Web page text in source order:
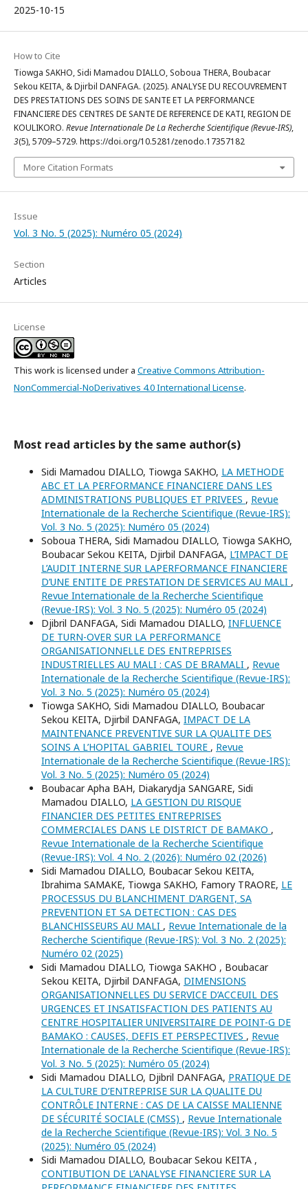
2025-10-15
How to Cite
Tiowga SAKHO, Sidi Mamadou DIALLO, Soboua THERA, Boubacar
Sekou KEITA, & Djirbil DANFAGA. (2025). ANALYSE DU RECOUVREMENT
DES PRESTATIONS DES SOINS DE SANTE ET LA PERFORMANCE
FINANCIERE DES CENTRES DE SANTE DE REFERENCE DE KATI, REGION DE
KOULIKORO. Revue Internationale De La Recherche Scientifique (Revue-IRS),
3(5), 5709–5729. https://doi.org/10.5281/zenodo.17357182
More Citation Formats
Issue
Vol. 3 No. 5 (2025): Numéro 05 (2024)
Section
Articles
License
This work is licensed under a Creative Commons Attribution-
NonCommercial-NoDerivatives 4.0 International License.
Most read articles by the same author(s)
Sidi Mamadou DIALLO, Tiowga SAKHO, LA METHODE
ABC ET LA PERFORMANCE FINANCIERE DANS LES
ADMINISTRATIONS PUBLIQUES ET PRIVEES , Revue
Internationale de la Recherche Scientifique (Revue-IRS):
Vol. 3 No. 5 (2025): Numéro 05 (2024)
Soboua THERA, Sidi Mamadou DIALLO, Tiowga SAKHO,
Boubacar Sekou KEITA, Djirbil DANFAGA, L’IMPACT DE
L’AUDIT INTERNE SUR LAPERFORMANCE FINANCIERE
D’UNE ENTITE DE PRESTATION DE SERVICES AU MALI ,
Revue Internationale de la Recherche Scientifique
(Revue-IRS): Vol. 3 No. 5 (2025): Numéro 05 (2024)
Djibril DANFAGA, Sidi Mamadou DIALLO, INFLUENCE
DE TURN-OVER SUR LA PERFORMANCE
ORGANISATIONNELLE DES ENTREPRISES
INDUSTRIELLES AU MALI : CAS DE BRAMALI , Revue
Internationale de la Recherche Scientifique (Revue-IRS):
Vol. 3 No. 5 (2025): Numéro 05 (2024)
Tiowga SAKHO, Sidi Mamadou DIALLO, Boubacar
Sekou KEITA, Djirbil DANFAGA, IMPACT DE LA
MAINTENANCE PREVENTIVE SUR LA QUALITE DES
SOINS A L’HOPITAL GABRIEL TOURE , Revue
Internationale de la Recherche Scientifique (Revue-IRS):
Vol. 3 No. 5 (2025): Numéro 05 (2024)
Boubacar Apha BAH, Diakarydja SANGARE, Sidi
Mamadou DIALLO, LA GESTION DU RISQUE
FINANCIER DES PETITES ENTREPRISES
COMMERCIALES DANS LE DISTRICT DE BAMAKO ,
Revue Internationale de la Recherche Scientifique
(Revue-IRS): Vol. 4 No. 2 (2026): Numéro 02 (2026)
Sidi Mamadou DIALLO, Boubacar Sekou KEITA,
Ibrahima SAMAKE, Tiowga SAKHO, Famory TRAORE, LE
PROCESSUS DU BLANCHIMENT D’ARGENT, SA
PREVENTION ET SA DETECTION : CAS DES
BLANCHISSEURS AU MALI , Revue Internationale de la
Recherche Scientifique (Revue-IRS): Vol. 3 No. 2 (2025):
Numéro 02 (2025)
Sidi Mamadou DIALLO, Tiowga SAKHO , Boubacar
Sekou KEITA, Djirbil DANFAGA, DIMENSIONS
ORGANISATIONNELLES DU SERVICE D’ACCEUIL DES
URGENCES ET INSATISFACTION DES PATIENTS AU
CENTRE HOSPITALIER UNIVERSITAIRE DE POINT-G DE
BAMAKO : CAUSES, DEFIS ET PERSPECTIVES , Revue
Internationale de la Recherche Scientifique (Revue-IRS):
Vol. 3 No. 5 (2025): Numéro 05 (2024)
Sidi Mamadou DIALLO, Djibril DANFAGA, PRATIQUE DE
LA CULTURE D’ENTREPRISE SUR LA QUALITE DU
CONTRÔLE INTERNE : CAS DE LA CAISSE MALIENNE
DE SÉCURITÉ SOCIALE (CMSS) , Revue Internationale
de la Recherche Scientifique (Revue-IRS): Vol. 3 No. 5
(2025): Numéro 05 (2024)
Sidi Mamadou DIALLO, Boubacar Sekou KEITA ,
CONTIBUTION DE L’ANALYSE FINANCIERE SUR LA